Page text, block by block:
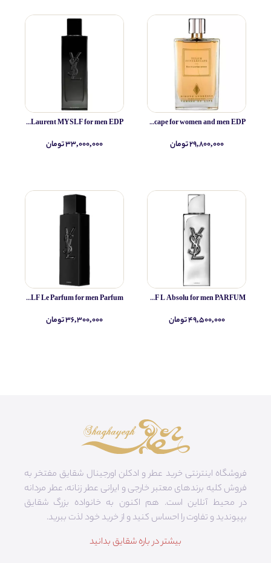
Simone Andreoli Tulum Junglescape for women and men EDP
۲۹,۸۰۰,۰۰۰ تومان
Yves Saint Laurent MYSLF L Absolu for men PARFUM
۴۹,۵۰۰,۰۰۰ تومان
Yves Saint Laurent MYSLF for men EDP
۳۳,۰۰۰,۰۰۰ تومان
Yves Saint Laurent MYSLF Le Parfum for men Parfum
۳۶,۳۰۰,۰۰۰ تومان
فروشگاه اینترنتی خرید عطر و ادکلن اورجینال شقایق مفتخر به
فروش کلیه برندهای معتبر خارجی و ایرانی عطر زنانه، عطر مردانه
در محیط آنلاین است. هم‌ اکنون به خانواده بزرگ شقایق
بپیوندید و تفاوت را احساس کنید و از خرید خود لذت ببرید.
بیشتر در باره شقایق بدانید